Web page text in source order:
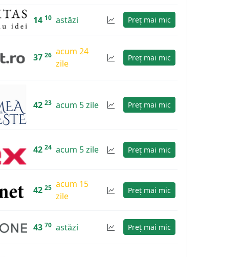
14 10 astăzi Preț mai mic
37 26 acum 24
zile
Preț mai mic
42 23 acum 5 zile Preț mai mic
42 24 acum 5 zile Preț mai mic
42 25 acum 15
zile
Preț mai mic
43 70 astăzi Preț mai mic